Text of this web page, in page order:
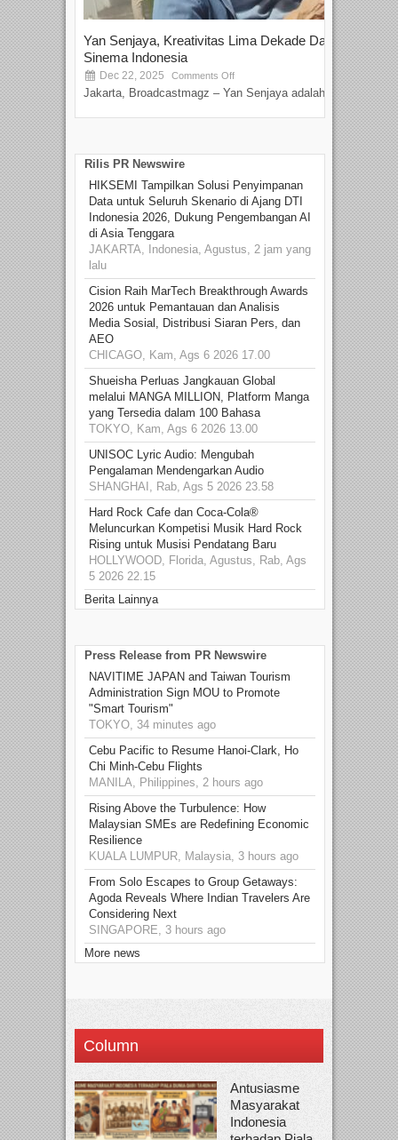
Yan Senjaya, Kreativitas Lima Dekade Dalam
Sinema Indonesia
Dec 22, 2025 Comments Off
Jakarta, Broadcastmagz – Yan Senjaya adalah...
Rilis PR Newswire
HIKSEMI Tampilkan Solusi Penyimpanan
Data untuk Seluruh Skenario di Ajang DTI
Indonesia 2026, Dukung Pengembangan AI
di Asia Tenggara
JAKARTA, Indonesia, Agustus, 2 jam yang
lalu
Cision Raih MarTech Breakthrough Awards
2026 untuk Pemantauan dan Analisis
Media Sosial, Distribusi Siaran Pers, dan
AEO
CHICAGO, Kam, Ags 6 2026 17.00
Shueisha Perluas Jangkauan Global
melalui MANGA MILLION, Platform Manga
yang Tersedia dalam 100 Bahasa
TOKYO, Kam, Ags 6 2026 13.00
UNISOC Lyric Audio: Mengubah
Pengalaman Mendengarkan Audio
SHANGHAI, Rab, Ags 5 2026 23.58
Hard Rock Cafe dan Coca-Cola®
Meluncurkan Kompetisi Musik Hard Rock
Rising untuk Musisi Pendatang Baru
HOLLYWOOD, Florida, Agustus, Rab, Ags
5 2026 22.15
Berita Lainnya
Press Release from PR Newswire
NAVITIME JAPAN and Taiwan Tourism
Administration Sign MOU to Promote
"Smart Tourism"
TOKYO, 34 minutes ago
Cebu Pacific to Resume Hanoi-Clark, Ho
Chi Minh-Cebu Flights
MANILA, Philippines, 2 hours ago
Rising Above the Turbulence: How
Malaysian SMEs are Redefining Economic
Resilience
KUALA LUMPUR, Malaysia, 3 hours ago
From Solo Escapes to Group Getaways:
Agoda Reveals Where Indian Travelers Are
Considering Next
SINGAPORE, 3 hours ago
More news
Column
Antusiasme
Masyarakat
Indonesia